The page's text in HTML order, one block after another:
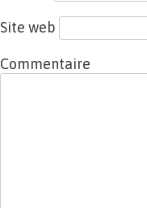
Site web
Commentaire